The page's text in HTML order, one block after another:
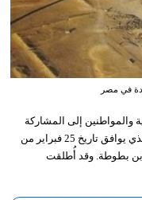
في مصر
والمواطنين إلى المشاركة
في الاحتفال بيوم السياحة العربي لعام 2026، والذي يوافق تاريخ 25 فبراير من
ابن بطوطة. وقد أُطلقت